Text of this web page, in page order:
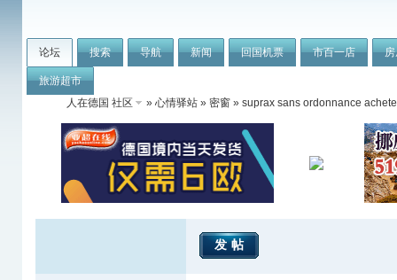
论坛 搜索 导航 新闻 回国机票 市百一店
旅游超市
人在德国 社区
» 心情驿站 » 密窗 » suprax sans ordonnance
发帖